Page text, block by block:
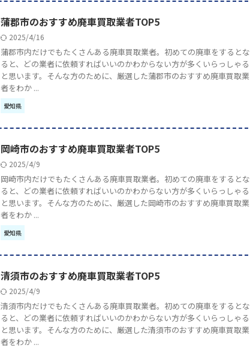
蒲郡市のおすすめ廃車買取業者TOP5
2025/4/16
蒲郡市内だけでもたくさんある廃車買取業者。初めての廃車をするとな
ると、どの業者に依頼すればいいのかわからない方が多くいらっしゃる
と思います。そんな方のために、厳選した蒲郡市のおすすめ廃車買取業
者をわか ...
愛知県
岡崎市のおすすめ廃車買取業者TOP5
2025/4/9
岡崎市内だけでもたくさんある廃車買取業者。初めての廃車をするとな
ると、どの業者に依頼すればいいのかわからない方が多くいらっしゃる
と思います。そんな方のために、厳選した岡崎市のおすすめ廃車買取業
者をわか ...
愛知県
清須市のおすすめ廃車買取業者TOP5
2025/4/9
清須市内だけでもたくさんある廃車買取業者。初めての廃車をするとな
ると、どの業者に依頼すればいいのかわからない方が多くいらっしゃる
と思います。そんな方のために、厳選した清須市のおすすめ廃車買取業
者をわか ...